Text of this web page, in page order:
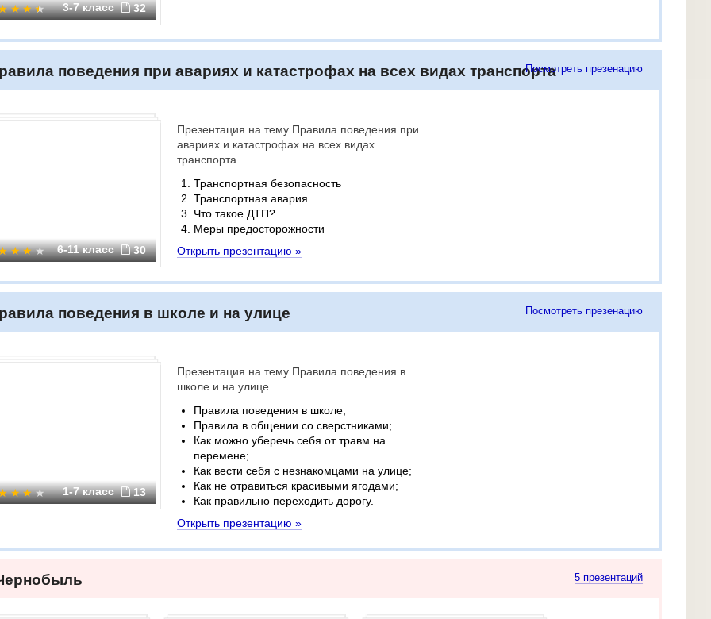
3-7 класс 32
поведения при авариях и катастрофах на всех видах транспортаПосмотреть презенацию
6-11 класс 30
Презентация на тему Правила поведения при
авариях и катастрофах на всех видах
транспорта
Транспортная безопасность
Транспортная авария
Что такое ДТП?
Меры предосторожности
Открыть презентацию »
поведения в школе и на улице Посмотреть презенацию
1-7 класс 13
Презентация на тему Правила поведения в
школе и на улице
Правила поведения в школе;
Правила в общении со сверстниками;
Как можно уберечь себя от травм на
перемене;
Как вести себя с незнакомцами на улице;
Как не отравиться красивыми ягодами;
Как правильно переходить дорогу.
Открыть презентацию »
5 презентаций